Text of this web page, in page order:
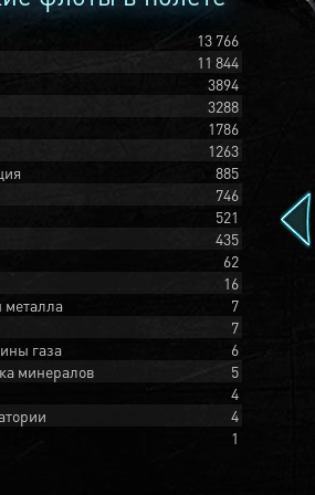
13 766
11 844
3894
3288
1786
1263
885
746
521
435
62
16
7
7
газа
6
минералов
5
4
4
1